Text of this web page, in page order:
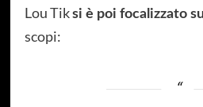
Lou Tiksi è poi focalizzato
scopi: